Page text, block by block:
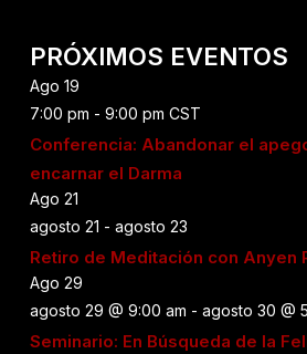
PRÓXIMOS EVENTOS
Ago 19
7:00 pm - 9:00 pm CST
Conferencia: Abandonar el
encarnar el Darma
Ago 21
agosto 21 - agosto 23
Retiro de Meditación con Anyen
Ago 29
agosto 29 @ 9:00 am - agosto 30 @
Seminario: En Búsqueda de la